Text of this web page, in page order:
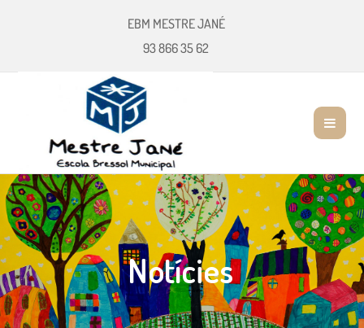
EBM MESTRE JANÉ
93 866 35 62
Notícies